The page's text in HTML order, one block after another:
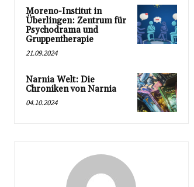
Moreno-Institut in
Überlingen: Zentrum für
Psychodrama und
Gruppentherapie
21.09.2024
Narnia Welt: Die
Chroniken von Narnia
04.10.2024